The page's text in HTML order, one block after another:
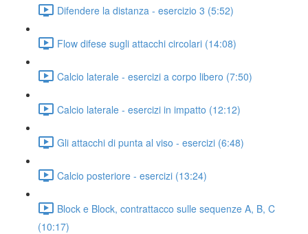
Difendere la distanza - esercizio 3 (5:52)
Flow difese sugli attacchi circolari (14:08)
Calcio laterale - esercizi a corpo libero (7:50)
Calcio laterale - esercizi in impatto (12:12)
Gli attacchi di punta al viso - esercizi (6:48)
Calcio posteriore - esercizi (13:24)
Block e Block, contrattacco sulle sequenze A, B, C
(10:17)